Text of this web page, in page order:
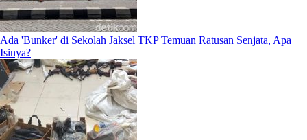
Ada 'Bunker' di Sekolah Jaksel TKP Temuan Ratusan Senjata, Apa
Isinya?